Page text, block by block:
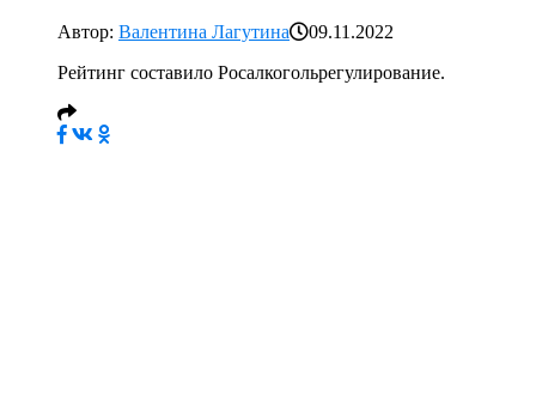
Автор: Валентина Лагутина
09.11.2022
Рейтинг составило Росалкогольрегулирование.